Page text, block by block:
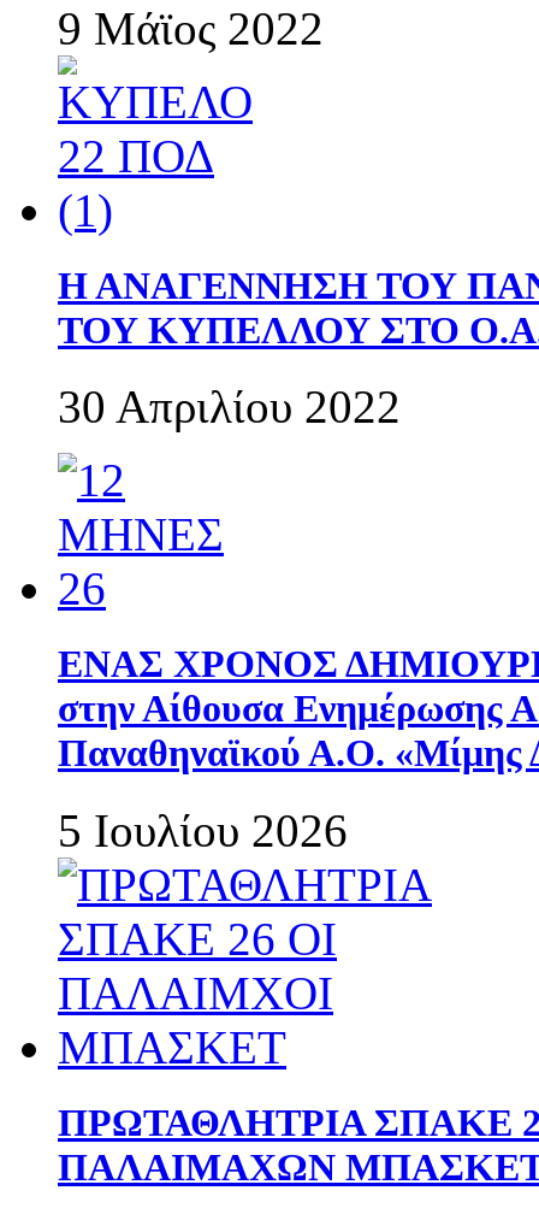
9 Μάϊος 2022
Η ΑΝΑΓΕΝΝΗΣΗ ΤΟΥ
ΤΟΥ ΚΥΠΕΛΛΟΥ ΣΤΟ
30 Απριλίου 2022
ΕΝΑΣ ΧΡΟΝΟΣ
στην Αίθουσα Ενημέρωσης
Παναθηναϊκού Α.Ο. «Μίμης
5 Ιουλίου 2026
ΠΡΩΤΑΘΛΗΤΡΙΑ ΣΠΑΚΕ
ΠΑΛΑΙΜΑΧΩΝ